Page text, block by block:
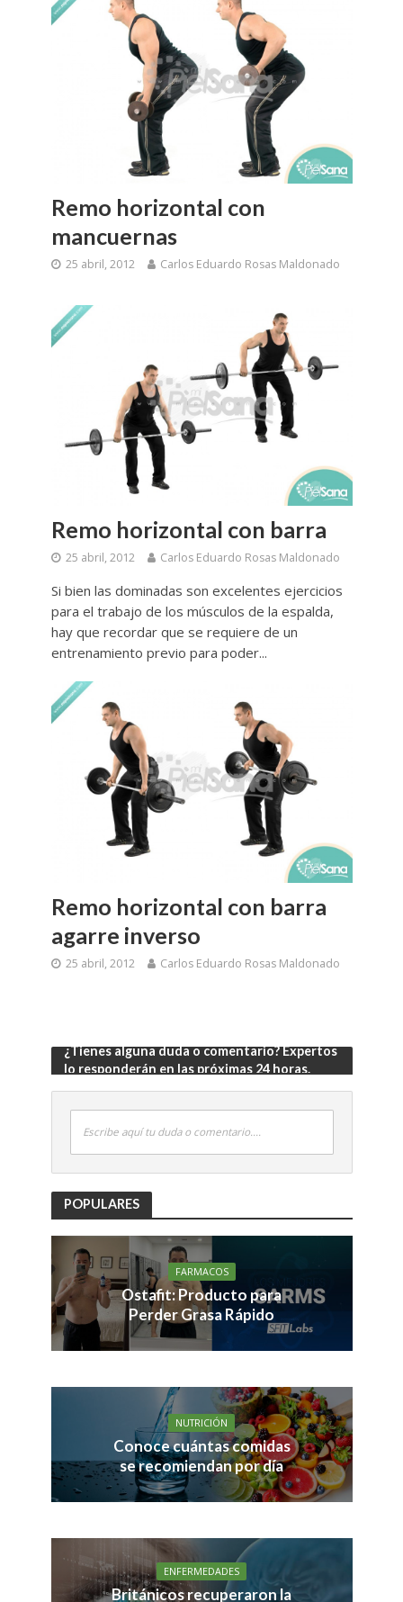
Remo horizontal con
mancuernas
25 abril, 2012 Carlos Eduardo Rosas Maldonado
Remo horizontal con barra
25 abril, 2012 Carlos Eduardo Rosas Maldonado
Si bien las dominadas son excelentes ejercicios
para el trabajo de los músculos de la espalda,
hay que recordar que se requiere de un
entrenamiento previo para poder...
Remo horizontal con barra
agarre inverso
25 abril, 2012 Carlos Eduardo Rosas Maldonado
¿Tienes alguna duda o comentario? Expertos
lo responderán en las próximas 24 horas.
Escribe aquí tu duda o comentario....
POPULARES
FARMACOS
Ostafit: Producto para
Perder Grasa Rápido
NUTRICIÓN
Conoce cuántas comidas
se recomiendan por día
ENFERMEDADES
Británicos recuperaron la